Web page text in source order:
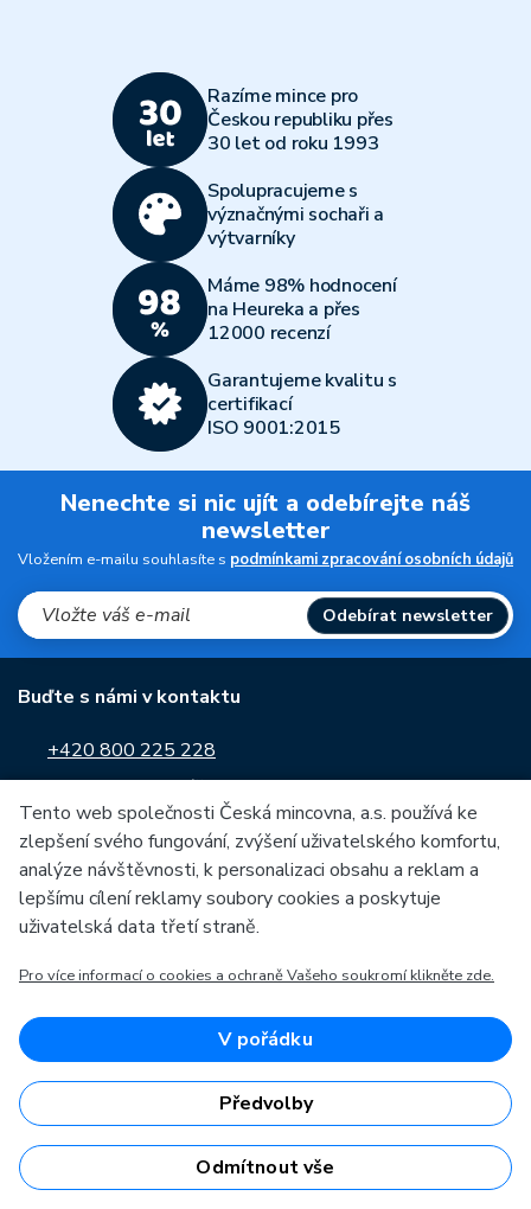
Razíme mince pro
Českou republiku přes
30 let od roku 1993
Spolupracujeme s
význačnými sochaři a
výtvarníky
Máme 98% hodnocení
na Heureka a přes
12000 recenzí
Garantujeme kvalitu s
certifikací
ISO 9001:2015
Nenechte si nic ujít a odebírejte náš
newsletter
Vložením e-mailu souhlasíte s podmínkami zpracování osobních údajů
Odebírat newsletter
Buďte s námi v kontaktu
+420 800 225 228
Kontaktní formulář
Sledujte nás na:
O České mincovně
Profil společnosti
Naše výroba
Naši partneři
Kariéra
Zprávy
Informace o nákupu
Vše o nákupu
Kontakt
Často kladené dotazy
Obchodní podmínky
Prodejny České mincovny
Tento web společnosti Česká mincovna, a.s. používá ke
zlepšení svého fungování, zvýšení uživatelského komfortu,
analýze návštěvnosti, k personalizaci obsahu a reklam a
lepšímu cílení reklamy soubory cookies a poskytuje
uživatelská data třetí straně.
Pro více informací o cookies a ochraně Vašeho soukromí klikněte zde.
V pořádku
Předvolby
Odmítnout vše